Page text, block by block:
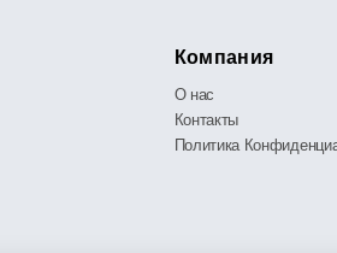
Компания
О нас
Контакты
Политика